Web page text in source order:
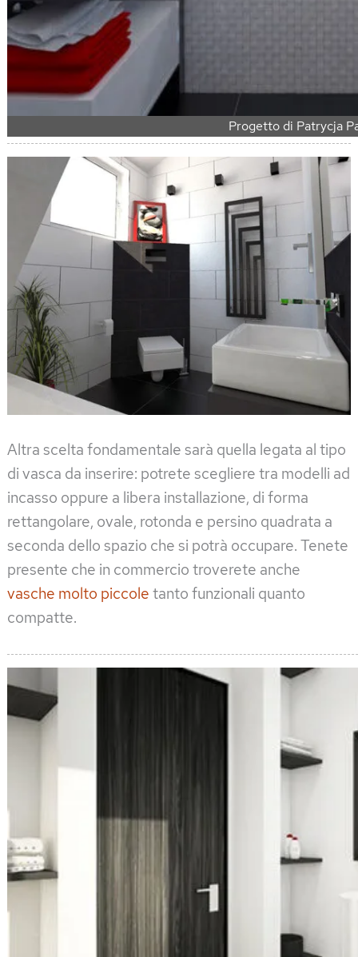
Progetto di Patrycja
Altra scelta fondamentale sarà quella legata al tipo
di vasca da inserire: potrete scegliere tra modelli ad
incasso oppure a libera installazione, di forma
rettangolare, ovale, rotonda e persino quadrata a
seconda dello spazio che si potrà occupare. Tenete
presente che in commercio troverete anche
vasche molto piccole tanto funzionali quanto
compatte.